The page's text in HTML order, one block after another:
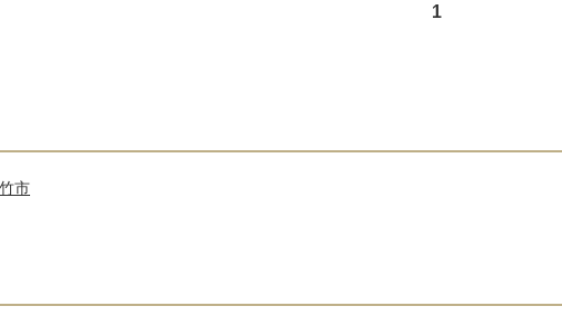
1
市